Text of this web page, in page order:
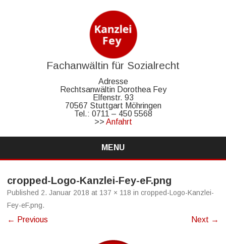
Fachanwältin für Sozialrecht
Adresse
Rechtsanwältin Dorothea Fey
Elfenstr. 93
70567 Stuttgart Möhringen
Tel.: 0711 – 450 5568
>> Anfahrt
MENU
Skip
content
cropped-Logo-Kanzlei-Fey-eF.png
Published 2. Januar 2018 at 137 × 118 in cropped-Logo-Kanzlei-
Fey-eF.png.
← Previous Next →